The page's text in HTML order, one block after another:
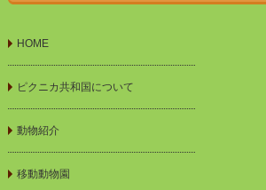
HOME
ピクニカ共和国について
動物紹介
移動動物園